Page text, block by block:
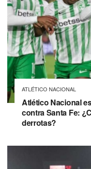
ATLÉTICO NACIONAL
Atlético Nacional
contra Santa Fe:
derrotas?